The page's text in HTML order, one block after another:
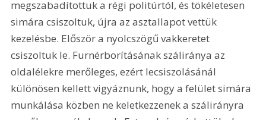
megszabadítottuk a régi politúrtól, és tökéletesen
simára csiszoltuk, újra az asztallapot vettük
kezelésbe. Először a nyolcszögű vakkeretet
csiszoltuk le. Furnérborításának száliránya az
oldalélekre merőleges, ezért lecsiszolásánál
különösen kellett vigyáznunk, hogy a felület simára
munkálása közben ne keletkezzenek a szálirányra